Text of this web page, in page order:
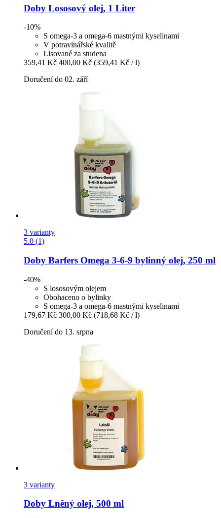
Doby Lososový olej, 1 Liter
-10%
S omega-3 a omega-6 mastnými kyselinami
V potravinářské kvalitě
Lisované za studena
359,41 Kč 400,00 Kč (359,41 Kč / l)
Doručení do 02. září
3 varianty
5.0 (1)
Doby Barfers Omega 3-​6-​9 bylinný olej, 250 ml
-40%
S lososovým olejem
Obohaceno o bylinky
S omega-3 a omega-6 mastnými kyselinami
179,67 Kč 300,00 Kč (718,68 Kč / l)
Doručení do 13. srpna
3 varianty
Doby Lněný olej, 500 ml